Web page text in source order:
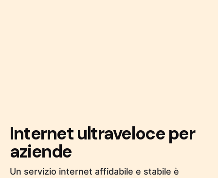
Internet ultraveloce per
aziende
Un servizio internet affidabile e stabile è